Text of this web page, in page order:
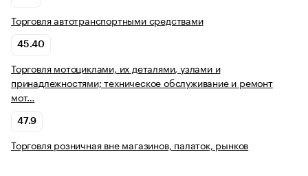
Торговля автотранспортными средствами
45.40
Торговля мотоциклами, их деталями, узлами и
принадлежностями; техническое обслуживание и ремонт
мот…
47.9
Торговля розничная вне магазинов, палаток, рынков